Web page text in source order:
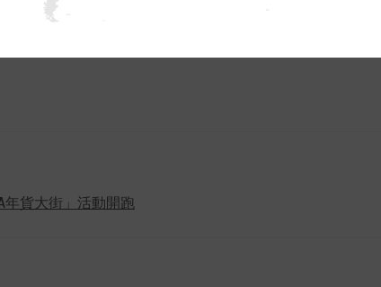
年貨大街」活動開跑